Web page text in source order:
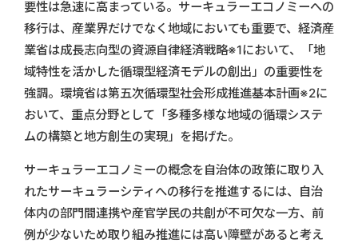
要性は急速に高まっている。サーキュラーエコノミーへの
移行は、産業界だけでなく地域においても重要で、経済産
業省は成長志向型の資源自律経済戦略※1において、「地
域特性を活かした循環型経済モデルの創出」の重要性を
強調。環境省は第五次循環型社会形成推進基本計画※2に
おいて、重点分野として「多種多様な地域の循環システ
ムの構築と地方創生の実現」を掲げた。
サーキュラーエコノミーの概念を自治体の政策に取り入
れたサーキュラーシティへの移行を推進するには、自治
体内の部門間連携や産官学民の共創が不可欠な一方、前
例が少ないため取り組み推進には高い障壁があると考え